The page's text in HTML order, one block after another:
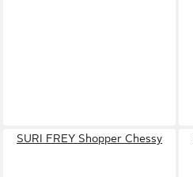
SURI FREY Shopper Chessy